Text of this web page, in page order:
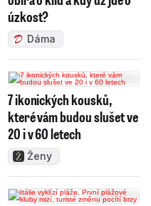
úzkost?
Dáma
7 ikonických kousků,
které vám budou slušet ve
20 i v 60 letech
Ženy